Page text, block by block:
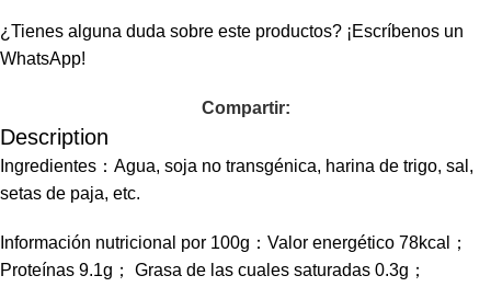
¿Tienes alguna duda sobre este productos? ¡Escríbenos un
WhatsApp!
Compartir:
Description
Ingredientes：Agua, soja no transgénica, harina de trigo, sal,
setas de paja, etc.
Información nutricional por 100g：Valor energético 78kcal；
Proteínas 9.1g； Grasa de las cuales saturadas 0.3g；